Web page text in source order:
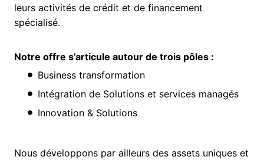
leurs activités de crédit et de financement
spécialisé.
Notre offre s’articule autour de trois pôles :
Business transformation
Intégration de Solutions et services managés
Innovation & Solutions
Nous développons par ailleurs des assets uniques et